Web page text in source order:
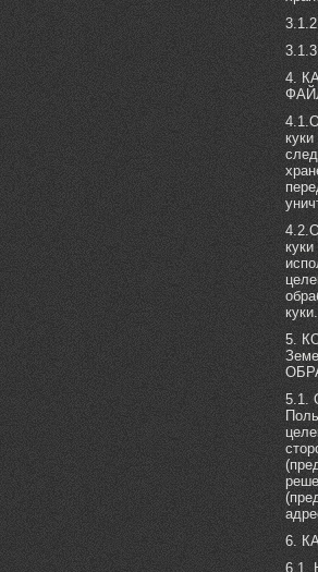
4.
куки.
5.
5.1.
6.
6.1.